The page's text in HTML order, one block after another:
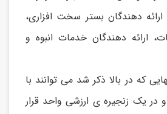
دهندگان بستر سخت افزاری،
ارائه دهندگان خدمات انبوه و
که در بالا ذکر شد می توانند با
در یک زنجیره ی ارزشی واحد قرار